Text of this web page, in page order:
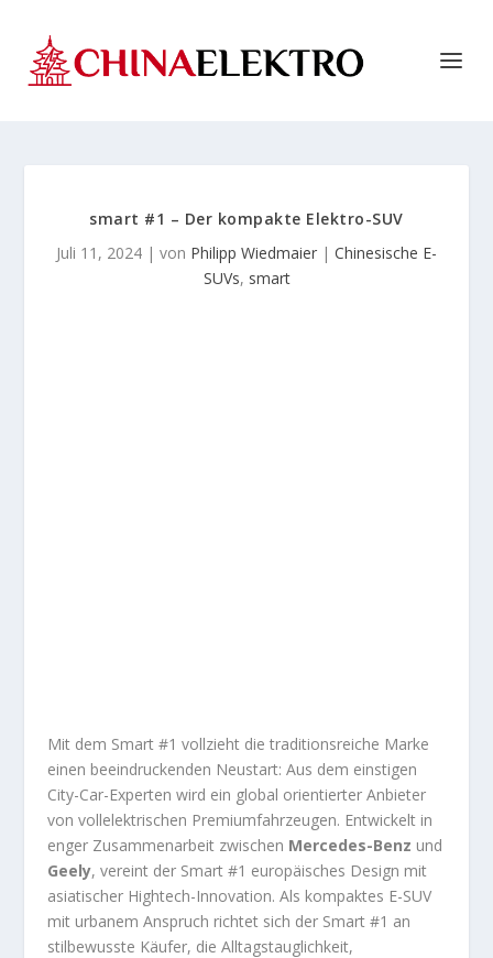
smart #1 – Der kompakte Elektro-SUV
Juli 11, 2024 | von Philipp Wiedmaier | Chinesische E-
SUVs, smart
Mit dem Smart #1 vollzieht die traditionsreiche Marke
einen beeindruckenden Neustart: Aus dem einstigen
City-Car-Experten wird ein global orientierter Anbieter
von vollelektrischen Premiumfahrzeugen. Entwickelt in
enger Zusammenarbeit zwischen Mercedes-Benz und
Geely, vereint der Smart #1 europäisches Design mit
asiatischer Hightech-Innovation. Als kompaktes E-SUV
mit urbanem Anspruch richtet sich der Smart #1 an
stilbewusste Käufer, die Alltagstauglichkeit,